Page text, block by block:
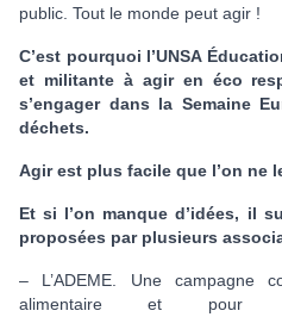
public. Tout le monde peut agir !
C’est pourquoi l’UNSA
et militante à agir en éco
s’engager dans la Semaine
déchets.
Agir est plus facile que l’on ne
Et si l’on manque d’idées, il
proposées par plusieurs
– L’ADEME. Une campagne
alimentaire et pour